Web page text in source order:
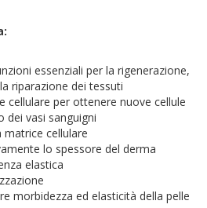
essenziali per la rigenerazione,
riparazione dei tessuti
cellulare per ottenere nuove cellule
dei vasi sanguigni
matrice cellulare
lo spessore del derma
elastica
morbidezza ed elasticità della pelle